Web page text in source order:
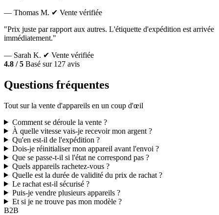
— Thomas M. ✔ Vente vérifiée
"Prix juste par rapport aux autres. L'étiquette d'expédition est arrivée
immédiatement."
— Sarah K. ✔ Vente vérifiée
4.8 / 5 Basé sur 127 avis
Questions fréquentes
Tout sur la vente d'appareils en un coup d'œil
Comment se déroule la vente ?
À quelle vitesse vais-je recevoir mon argent ?
Qu'en est-il de l'expédition ?
Dois-je réinitialiser mon appareil avant l'envoi ?
Que se passe-t-il si l'état ne correspond pas ?
Quels appareils rachetez-vous ?
Quelle est la durée de validité du prix de rachat ?
Le rachat est-il sécurisé ?
Puis-je vendre plusieurs appareils ?
Et si je ne trouve pas mon modèle ?
B2B